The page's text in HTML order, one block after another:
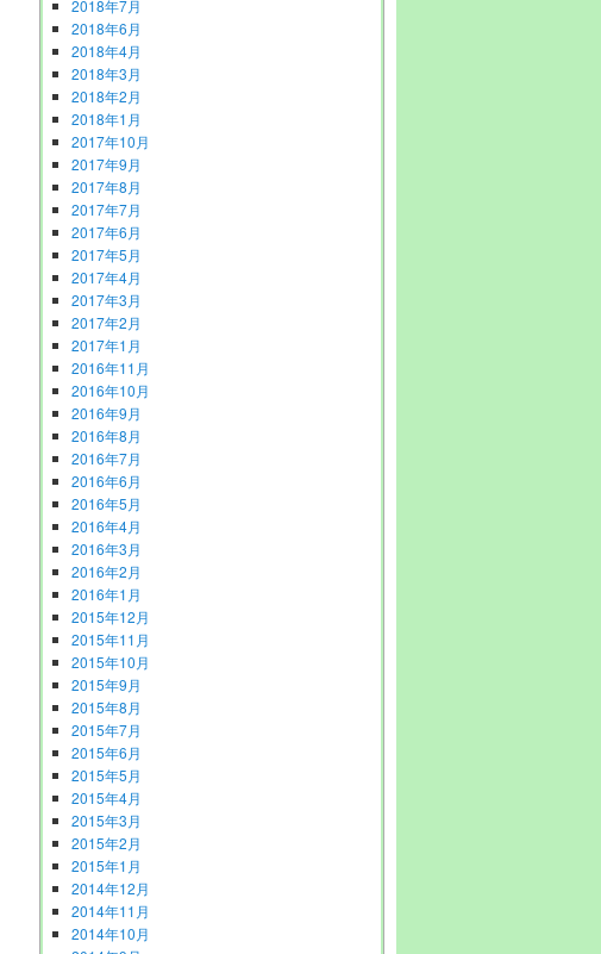
2018年7月
2018年6月
2018年4月
2018年3月
2018年2月
2018年1月
2017年10月
2017年9月
2017年8月
2017年7月
2017年6月
2017年5月
2017年4月
2017年3月
2017年2月
2017年1月
2016年11月
2016年10月
2016年9月
2016年8月
2016年7月
2016年6月
2016年5月
2016年4月
2016年3月
2016年2月
2016年1月
2015年12月
2015年11月
2015年10月
2015年9月
2015年8月
2015年7月
2015年6月
2015年5月
2015年4月
2015年3月
2015年2月
2015年1月
2014年12月
2014年11月
2014年10月